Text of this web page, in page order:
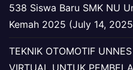
538 Siswa Baru SMK NU
Kemah 2025 (July 14,
TEKNIK OTOMOTIF